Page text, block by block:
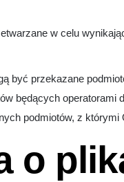
w celu
być przekazane
będących
podmiotów, z
o